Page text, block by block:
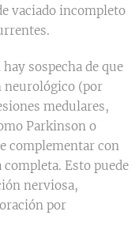
vaciado incompleto
hay sospecha de que
neurológico (por
medulares,
Parkinson o
complementar con
Esto puede
nerviosa,
por